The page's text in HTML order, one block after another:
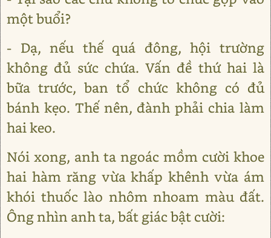
một buổi?
- Dạ, nếu thế quá đông, hội trường
không đủ sức chứa. Vấn đề thứ hai là
bữa trước, ban tổ chức không có đủ
bánh kẹo. Thế nên, đành phải chia làm
hai keo.
Nói xong, anh ta ngoác mồm cười khoe
hai hàm răng vừa khấp khênh vừa ám
khói thuốc lào nhôm nhoam màu đất.
Ông nhìn anh ta, bất giác bật cười: